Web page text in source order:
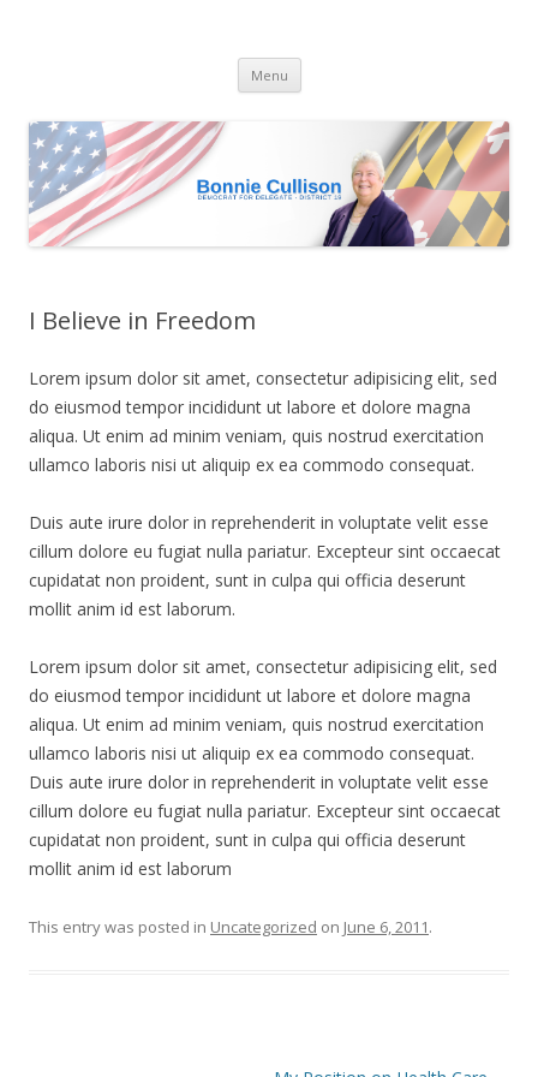
Menu Skip
content
I Believe in Freedom
Lorem ipsum dolor sit amet, consectetur adipisicing elit, sed
do eiusmod tempor incididunt ut labore et dolore magna
aliqua. Ut enim ad minim veniam, quis nostrud exercitation
ullamco laboris nisi ut aliquip ex ea commodo consequat.
Duis aute irure dolor in reprehenderit in voluptate velit esse
cillum dolore eu fugiat nulla pariatur. Excepteur sint occaecat
cupidatat non proident, sunt in culpa qui officia deserunt
mollit anim id est laborum.
Lorem ipsum dolor sit amet, consectetur adipisicing elit, sed
do eiusmod tempor incididunt ut labore et dolore magna
aliqua. Ut enim ad minim veniam, quis nostrud exercitation
ullamco laboris nisi ut aliquip ex ea commodo consequat.
Duis aute irure dolor in reprehenderit in voluptate velit esse
cillum dolore eu fugiat nulla pariatur. Excepteur sint occaecat
cupidatat non proident, sunt in culpa qui officia deserunt
mollit anim id est laborum
This entry was posted in Uncategorized on June 6, 2011.